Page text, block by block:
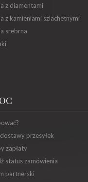
z diamentami
z kamieniami szlachetnymi
srebrna
przesyłek
zapłaty
status zamówienia
partnerski